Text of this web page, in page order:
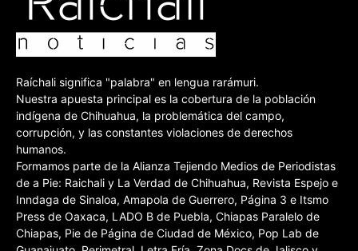
Raíchali significa "palabra" en lengua rarámuri.
Nuestra apuesta principal es la cobertura de la población
indígena de Chihuahua, la problemática del campo,
corrupción, y las constantes violaciones de derechos
humanos.
Formamos parte de la Alianza Tejiendo Medios de Periodistas
de a Pie: Raichali y La Verdad de Chihuahua, Revista Espejo e
Inndaga de Sinaloa, Amapola de Guerrero, Página 3 e Itsmo
Press de Oaxaca, LADO B de Puebla, Chiapas Paralelo de
Chiapas, Pie de Página de Ciudad de México, Pop Lab de